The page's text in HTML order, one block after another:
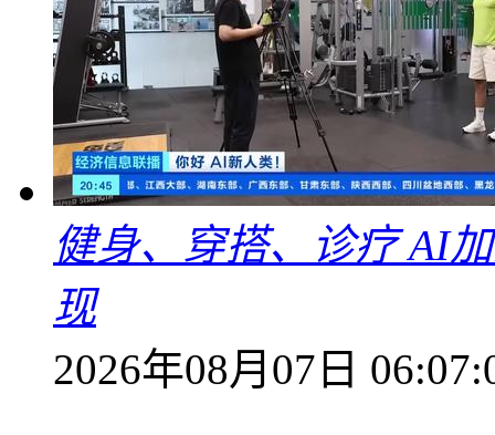
健身、穿搭、诊疗 AI
现
2026年08月07日